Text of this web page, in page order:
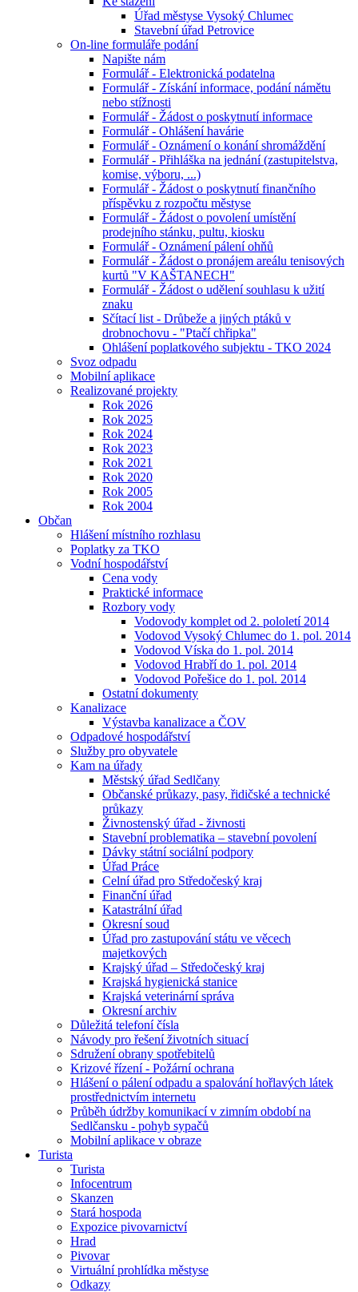
Úřad městyse Vysoký Chlumec
Stavební úřad Petrovice
On-line formuláře podání
Napište nám
Formulář - Elektronická podatelna
Formulář - Získání informace, podání námětu
nebo stížnosti
Formulář - Žádost o poskytnutí informace
Formulář - Ohlášení havárie
Formulář - Oznámení o konání shromáždění
Formulář - Přihláška na jednání (zastupitelstva,
komise, výboru, ...)
Formulář - Žádost o poskytnutí finančního
příspěvku z rozpočtu městyse
Formulář - Žádost o povolení umístění
prodejního stánku, pultu, kiosku
Formulář - Oznámení pálení ohňů
Formulář - Žádost o pronájem areálu tenisových
kurtů "V KAŠTANECH"
Formulář - Žádost o udělení souhlasu k užití
znaku
Sčítací list - Drůbeže a jiných ptáků v
drobnochovu - "Ptačí chřipka"
Ohlášení poplatkového subjektu - TKO 2024
Svoz odpadu
Mobilní aplikace
Realizované projekty
Rok 2026
Rok 2025
Rok 2024
Rok 2023
Rok 2021
Rok 2020
Rok 2005
Rok 2004
Občan
Hlášení místního rozhlasu
Poplatky za TKO
Vodní hospodářství
Cena vody
Praktické informace
Rozbory vody
Vodovody komplet od 2. pololetí 2014
Vodovod Vysoký Chlumec do 1. pol. 2014
Vodovod Víska do 1. pol. 2014
Vodovod Hrabří do 1. pol. 2014
Vodovod Pořešice do 1. pol. 2014
Ostatní dokumenty
Kanalizace
Výstavba kanalizace a ČOV
Odpadové hospodářství
Služby pro obyvatele
Kam na úřady
Městský úřad Sedlčany
Občanské průkazy, pasy, řidičské a technické
průkazy
Živnostenský úřad - živnosti
Stavební problematika – stavební povolení
Dávky státní sociální podpory
Úřad Práce
Celní úřad pro Středočeský kraj
Finanční úřad
Katastrální úřad
Okresní soud
Úřad pro zastupování státu ve věcech
majetkových
Krajský úřad – Středočeský kraj
Krajská hygienická stanice
Krajská veterinární správa
Okresní archiv
Důležitá telefoní čísla
Návody pro řešení životních situací
Sdružení obrany spotřebitelů
Krizové řízení - Požární ochrana
Hlášení o pálení odpadu a spalování hořlavých látek
prostřednictvím internetu
Průběh údržby komunikací v zimním období na
Sedlčansku - pohyb sypačů
Mobilní aplikace v obraze
Turista
Turista
Infocentrum
Skanzen
Stará hospoda
Expozice pivovarnictví
Hrad
Pivovar
Virtuální prohlídka městyse
Odkazy